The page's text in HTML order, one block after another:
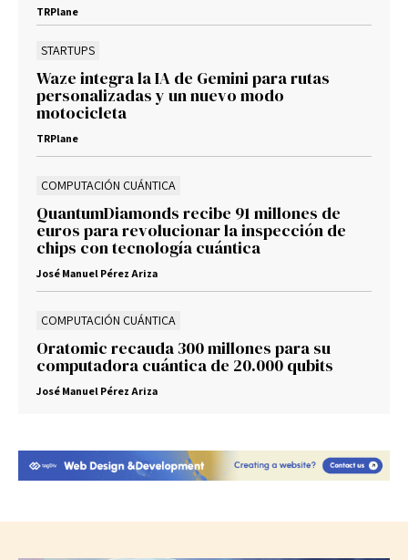
TRPlane
STARTUPS
Waze integra la IA de Gemini para rutas
personalizadas y un nuevo modo
motocicleta
TRPlane
COMPUTACIÓN CUÁNTICA
QuantumDiamonds recibe 91 millones de
euros para revolucionar la inspección de
chips con tecnología cuántica
José Manuel Pérez Ariza
COMPUTACIÓN CUÁNTICA
Oratomic recauda 300 millones para su
computadora cuántica de 20.000 qubits
José Manuel Pérez Ariza